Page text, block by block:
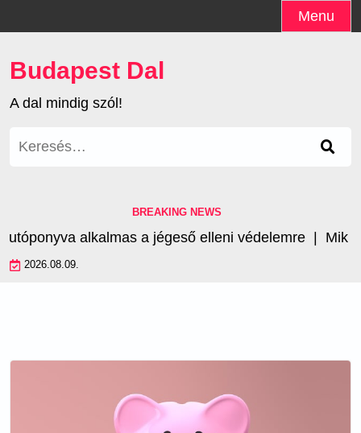
to
Menu
Budapest Dal
A dal mindig szól!
Keresés:
BREAKING NEWS
alkalmas a jégeső elleni védelemre | Mik
2026.08.09.